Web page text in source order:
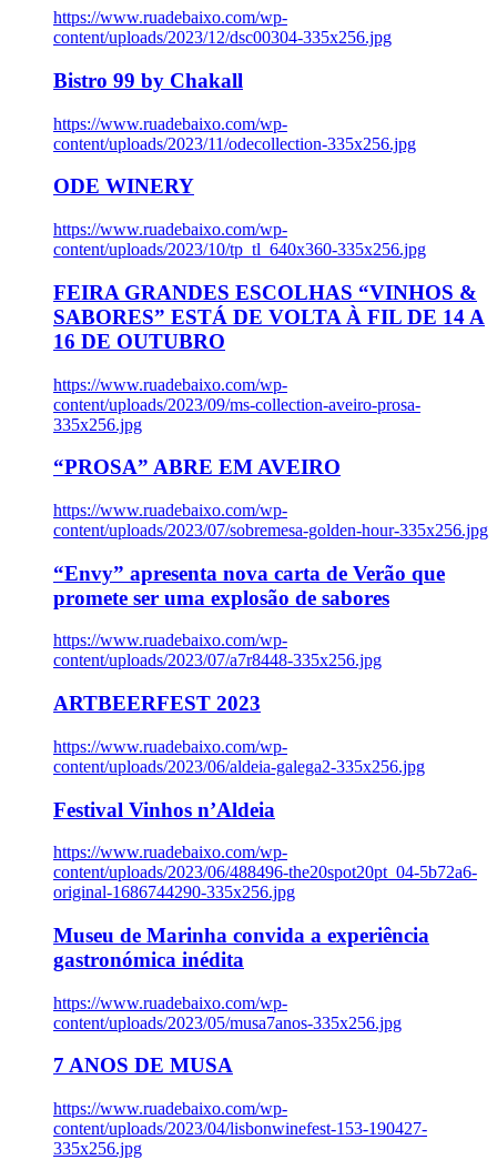
https://www.ruadebaixo.com/wp-
content/uploads/2023/12/dsc00304-335x256.jpg
Bistro 99 by Chakall
https://www.ruadebaixo.com/wp-
content/uploads/2023/11/odecollection-335x256.jpg
ODE WINERY
https://www.ruadebaixo.com/wp-
content/uploads/2023/10/tp_tl_640x360-335x256.jpg
FEIRA GRANDES ESCOLHAS “VINHOS &
SABORES” ESTÁ DE VOLTA À FIL DE 14 A
16 DE OUTUBRO
https://www.ruadebaixo.com/wp-
content/uploads/2023/09/ms-collection-aveiro-prosa-
335x256.jpg
“PROSA” ABRE EM AVEIRO
https://www.ruadebaixo.com/wp-
content/uploads/2023/07/sobremesa-golden-hour-335x256.jpg
“Envy” apresenta nova carta de Verão que
promete ser uma explosão de sabores
https://www.ruadebaixo.com/wp-
content/uploads/2023/07/a7r8448-335x256.jpg
ARTBEERFEST 2023
https://www.ruadebaixo.com/wp-
content/uploads/2023/06/aldeia-galega2-335x256.jpg
Festival Vinhos n’Aldeia
https://www.ruadebaixo.com/wp-
content/uploads/2023/06/488496-the20spot20pt_04-5b72a6-
original-1686744290-335x256.jpg
Museu de Marinha convida a experiência
gastronómica inédita
https://www.ruadebaixo.com/wp-
content/uploads/2023/05/musa7anos-335x256.jpg
7 ANOS DE MUSA
https://www.ruadebaixo.com/wp-
content/uploads/2023/04/lisbonwinefest-153-190427-
335x256.jpg